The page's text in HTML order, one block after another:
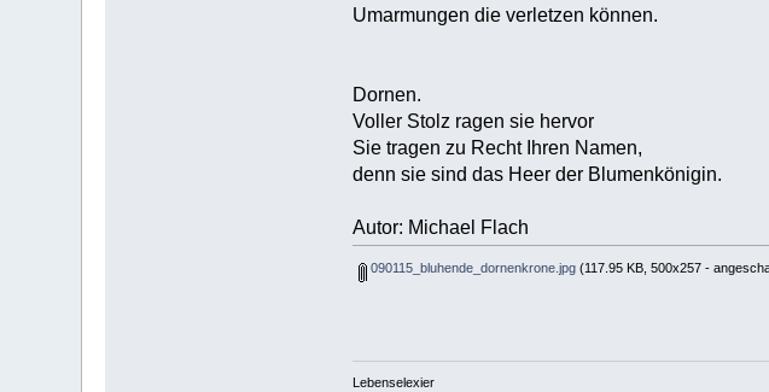
Umarmungen die verletzen können.
Dornen.
Voller Stolz ragen sie hervor
Sie tragen zu Recht Ihren Namen,
denn sie sind das Heer der Blumenkönigin.
Autor: Michael Flach
090115_bluhende_dornenkrone.jpg (117.95 KB, 500x257 -
Lebenselexier